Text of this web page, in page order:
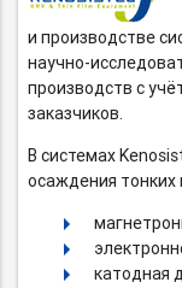
и производстве
научно-
производств с
заказчиков.
В системах
осаждения тонких
катодная